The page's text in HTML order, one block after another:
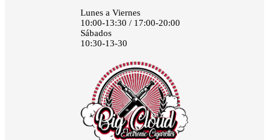
Lunes a Viernes
10:00-13:30 / 17:00-20:00
Sábados
10:30-13-30